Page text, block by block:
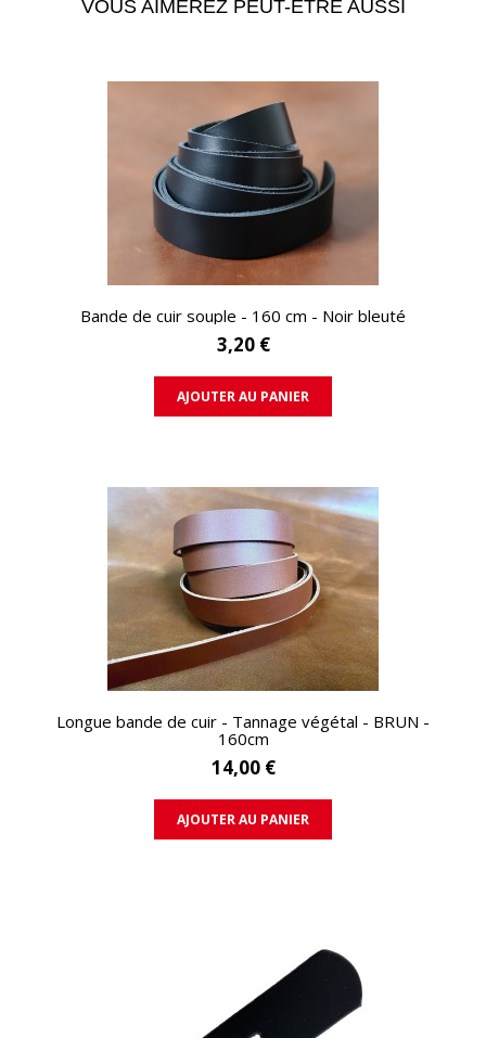
VOUS AIMEREZ PEUT-ÊTRE AUSSI
APERÇU RAPIDE
Bande de cuir souple - 160 cm - Noir bleuté
3,20 €
AJOUTER AU PANIER
APERÇU RAPIDE
Longue bande de cuir - Tannage végétal - BRUN -
160cm
14,00 €
AJOUTER AU PANIER